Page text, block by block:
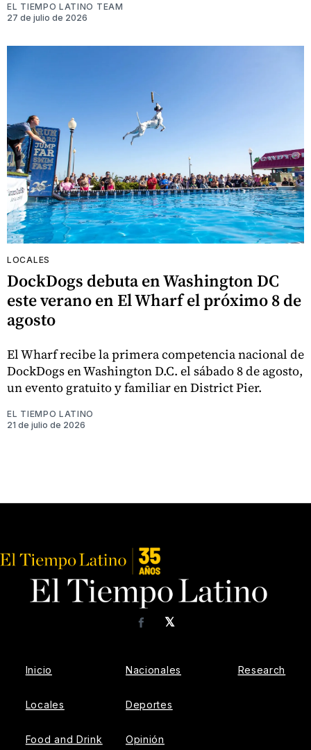
EL TIEMPO LATINO TEAM
27 de julio de 2026
LOCALES
DockDogs debuta en Washington DC
este verano en El Wharf el próximo 8 de
agosto
El Wharf recibe la primera competencia nacional de
DockDogs en Washington D.C. el sábado 8 de agosto,
un evento gratuito y familiar en District Pier.
EL TIEMPO LATINO
21 de julio de 2026
𝕏
Facebook
Inicio
Locales
Food and Drink
Nacionales
Deportes
Opinión
Research